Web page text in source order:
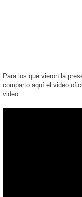
Para los que vieron la
comparto aquí el video
video: